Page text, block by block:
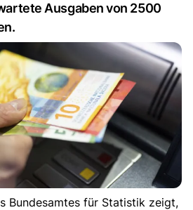
Ausgaben von 2500
Bundesamtes für Statistik zeigt,